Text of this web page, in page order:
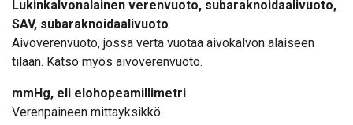
Lukinkalvonalainen verenvuoto, subaraknoidaalivuoto,
SAV, subaraknoidaalivuoto
Aivoverenvuoto, jossa verta vuotaa aivokalvon alaiseen
tilaan. Katso myös aivoverenvuoto.
mmHg, eli elohopeamillimetri
Verenpaineen mittayksikkö